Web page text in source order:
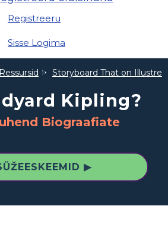
Registreeru
Sisse Logima
Storyboard That on
Kipling?
Biograafiate
▶